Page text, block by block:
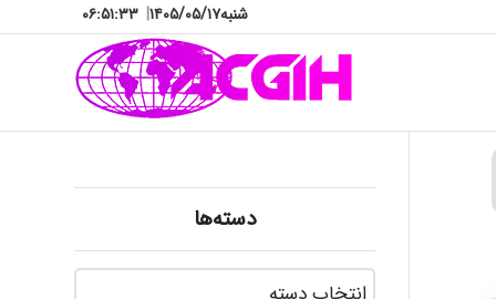
شنبه۱۴۰۵/۰۵/۱۷| ۰۶:۵۱:۳۵
دسته‌ها
دسته‌ها